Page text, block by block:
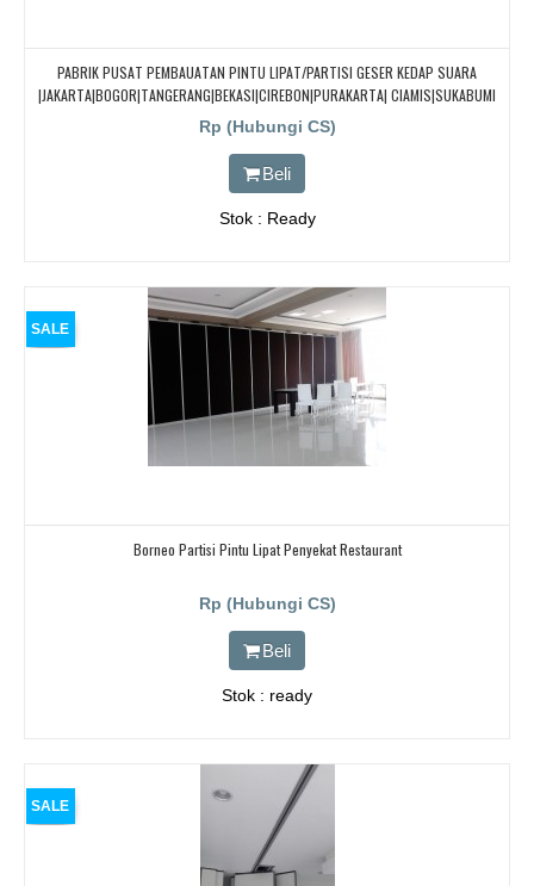
PABRIK PUSAT PEMBAUATAN PINTU LIPAT/PARTISI GESER KEDAP SUARA
|JAKARTA|BOGOR|TANGERANG|BEKASI|CIREBON|PURAKARTA| CIAMIS|SUKABUMI
Rp (Hubungi CS)
Beli
Stok : Ready
SALE
Borneo Partisi Pintu Lipat Penyekat Restaurant
Rp (Hubungi CS)
Beli
Stok : ready
SALE